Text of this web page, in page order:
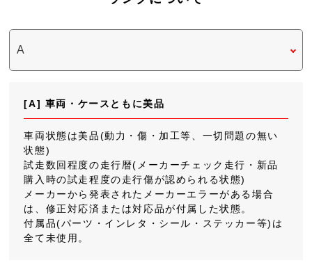
[A] 車両・ケースともに美品
車両状態は美品(動力・傷・加工等、一切問題の無い
状態)
試走数回程度の走行暦(メーカーチェック走行・新品
購入時の試走程度の走行傷が認められる状態)
メーカーから発表されたメーカーエラーがある場合
は、修正対応済または対応品が付属した状態。
付属品(パーツ・インレタ・シール・ステッカー等)は
全て未使用。